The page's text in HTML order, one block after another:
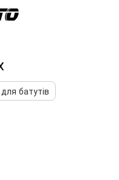
батутів